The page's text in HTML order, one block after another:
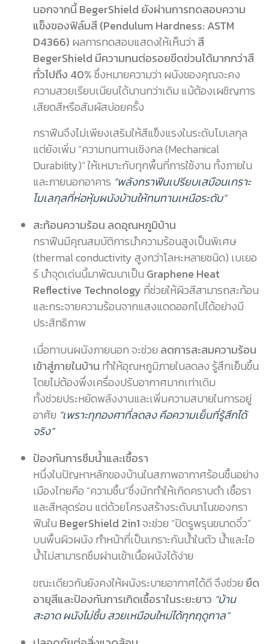
นอกจากนี้ BegerShield ยังผ่านการทดสอบความ
แข็งของฟิล์มสี (Pendulum Hardness: ASTM
D4366) ผลการทดสอบแสดงให้เห็นว่า สี
BegerShield มีความทนต่อรอยขีดข่วนได้มากกว่าสี
ทั่วไปถึง 40%ซึ่งหมายความว่า ผนังของคุณจะคง
ความสวยเรียบเนียนได้นานกว่าเดิม แม้ต้องเผชิญการ
เสียดสีหรือสัมผัสบ่อยครั้ง
กราฟีนจึงไม่เพียงเสริมให้สีแข็งแรงในระดับโมเลกุล
แต่ยังเพิ่ม “ความทนทานเชิงกล (Mechanical
Durability)” ให้เหมาะกับทุกพื้นที่การใช้งาน ทั้งภายใน
และภายนอกอาคาร “พลังกราฟีนเปรียบเสมือนเกราะ
โมเลกุลที่ห่อหุ้มผนังบ้านให้ทนทานเหนือระดับ”
สะท้อนความร้อน ลดอุณหภูมิบ้าน
กราฟีนมีคุณสมบัติการนำความร้อนสูงเป็นพิเศษ
(thermal conductivity สูงกว่าโลหะหลายชนิด) เบเยอ
ร์ นำจุดเด่นนี้มาพัฒนาเป็น Graphene Heat
Reflective Technology ที่ช่วยให้ผิวสีสามารถสะท้อน
และกระจายความร้อนจากแสงแดดออกไปได้อย่างมี
ประสิทธิภาพ
เมื่อทาบนผนังภายนอก จะช่วย ลดการสะสมความร้อน
เข้าสู่ภายในบ้าน ทำให้อุณหภูมิภายในลดลง รู้สึกเย็นขึ้น
โดยไม่ต้องพึ่งเครื่องปรับอากาศมากเท่าเดิม
ทั้งช่วยประหยัดพลังงานและเพิ่มความสบายในการอยู่
อาศัย “เพราะทุกองศาที่ลดลง คือความเย็นที่รู้สึกได้
จริง”
ป้องกันการซึมน้ำและเชื้อรา
หนึ่งในปัญหาหลักของบ้านในสภาพอากาศร้อนชื้นอย่าง
เมืองไทยคือ “ความชื้น”ซึ่งมักทำให้เกิดคราบดำ เชื้อรา
และสีหลุดร่อน แต่ด้วยโครงสร้างระดับนาโนของกรา
ฟีนใน BegerShield 2in1จะช่วย “ปิดรูพรุนขนาดจิ๋ว”
บนพื้นผิวผนัง ทำหน้าที่เป็นเกราะกันน้ำในตัว น้ำและไอ
น้ำไม่สามารถซึมผ่านเข้าเนื้อผนังได้ง่าย
ขณะเดียวกันยังคงให้ผนังระบายอากาศได้ดี จึงช่วย ยืด
อายุสีและป้องกันการเกิดเชื้อราในระยะยาว “บ้าน
สะอาด ผนังไม่ชื้น สวยเหมือนใหม่ได้ทุกฤดูกาล”